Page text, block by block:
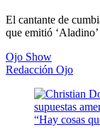
El cantante de
que emitió
Ojo Show
Redacción Ojo